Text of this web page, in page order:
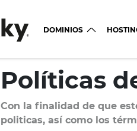
DOMINIOS
Políticas
Con la finalidad de que
politicas, así como los